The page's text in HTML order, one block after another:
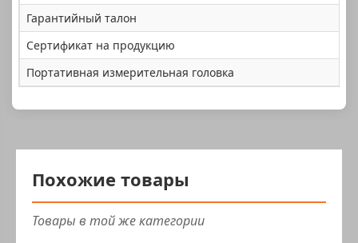
Гарантийный талон
Сертификат на продукцию
Портативная измерительная головка
Похожие товары
Товары в той же категории